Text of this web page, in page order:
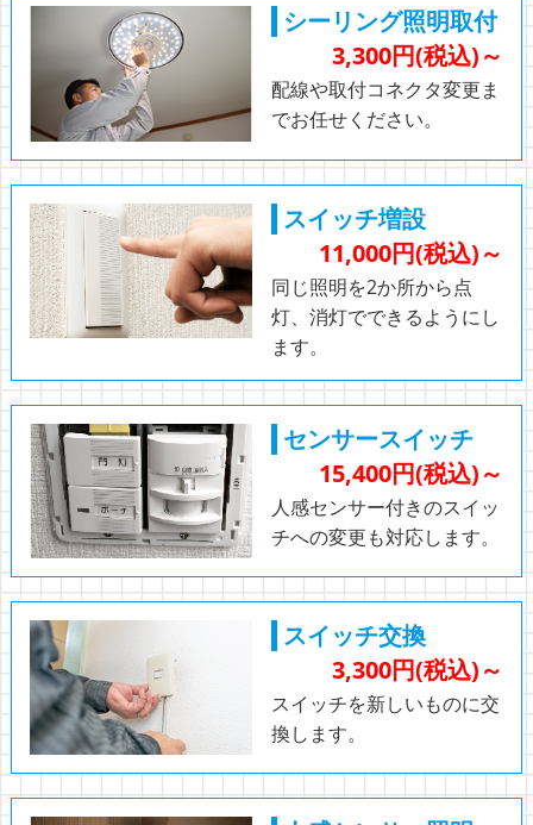
シーリング照明取付
3,300円(税込)～
配線や取付コネクタ変更ま
でお任せください。
スイッチ増設
11,000円(税込)～
同じ照明を2か所から点
灯、消灯でできるようにし
ます。
センサースイッチ
15,400円(税込)～
人感センサー付きのスイッ
チへの変更も対応します。
スイッチ交換
3,300円(税込)～
スイッチを新しいものに交
換します。